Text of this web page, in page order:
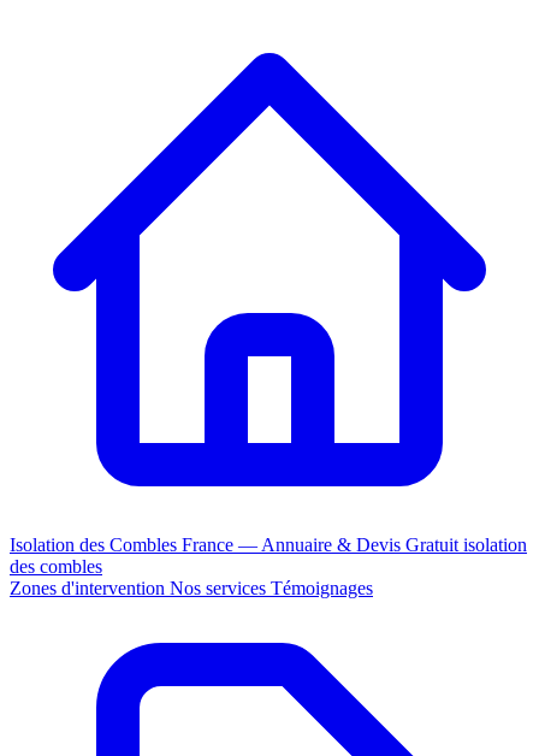
Isolation des Combles France — Annuaire & Devis Gratuit isolation
des combles
Zones d'intervention Nos services Témoignages